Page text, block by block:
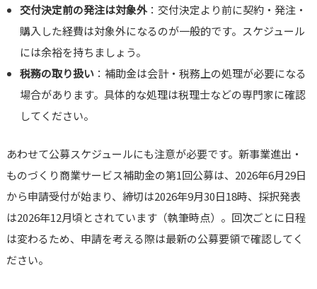
交付決定前の発注は対象外：交付決定より前に契約・発注・
購入した経費は対象外になるのが一般的です。スケジュール
には余裕を持ちましょう。
税務の取り扱い ：補助金は会計・税務上の処理が必要になる
場合があります。具体的な処理は税理士などの専門家に確認
してください。
あわせて公募スケジュールにも注意が必要です。新事業進出・
ものづくり商業サービス補助金の第1回公募は、2026年6月29日
から申請受付が始まり、締切は2026年9月30日18時、採択発表
は2026年12月頃とされています（執筆時点）。回次ごとに日程
は変わるため、申請を考える際は最新の公募要領で確認してく
ださい。